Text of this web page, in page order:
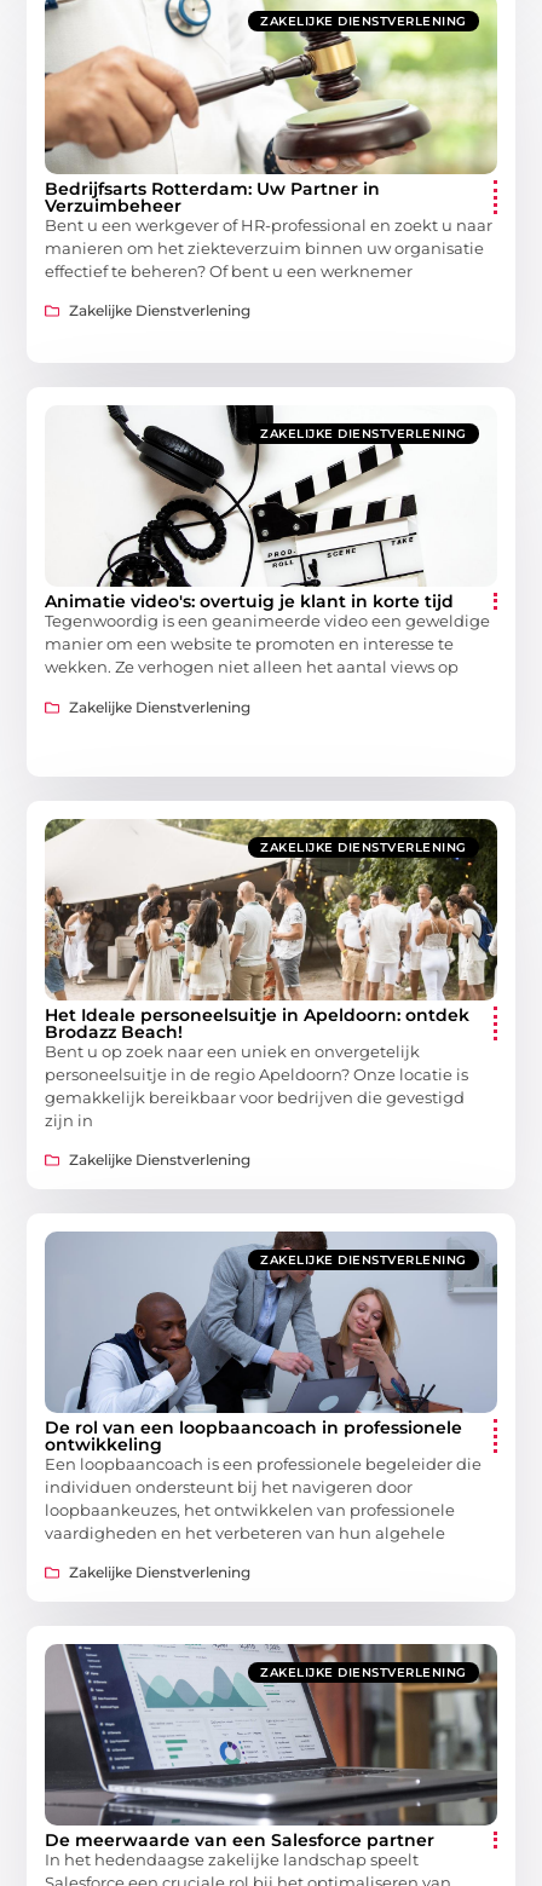
ZAKELIJKE DIENSTVERLENING
Bedrijfsarts Rotterdam: Uw Partner in
Verzuimbeheer
Bent u een werkgever of HR-professional en zoekt u naar
manieren om het ziekteverzuim binnen uw organisatie
effectief te beheren? Of bent u een werknemer
Zakelijke Dienstverlening
ZAKELIJKE DIENSTVERLENING
Animatie video's: overtuig je klant in korte tijd
Tegenwoordig is een geanimeerde video een geweldige
manier om een website te promoten en interesse te
wekken. Ze verhogen niet alleen het aantal views op
Zakelijke Dienstverlening
ZAKELIJKE DIENSTVERLENING
Het Ideale personeelsuitje in Apeldoorn: ontdek
Brodazz Beach!
Bent u op zoek naar een uniek en onvergetelijk
personeelsuitje in de regio Apeldoorn? Onze locatie is
gemakkelijk bereikbaar voor bedrijven die gevestigd
zijn in
Zakelijke Dienstverlening
ZAKELIJKE DIENSTVERLENING
De rol van een loopbaancoach in professionele
ontwikkeling
Een loopbaancoach is een professionele begeleider die
individuen ondersteunt bij het navigeren door
loopbaankeuzes, het ontwikkelen van professionele
vaardigheden en het verbeteren van hun algehele
Zakelijke Dienstverlening
ZAKELIJKE DIENSTVERLENING
De meerwaarde van een Salesforce partner
In het hedendaagse zakelijke landschap speelt